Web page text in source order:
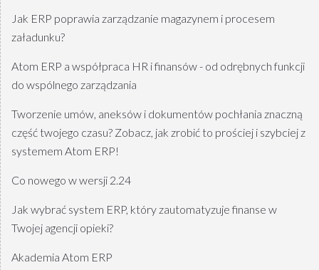
Jak ERP poprawia zarządzanie magazynem i procesem
załadunku?
Atom ERP a współpraca HR i finansów - od odrębnych funkcji
do wspólnego zarządzania
Tworzenie umów, aneksów i dokumentów pochłania znaczną
część twojego czasu? Zobacz, jak zrobić to prościej i szybciej z
systemem Atom ERP!
Co nowego w wersji 2.24
Jak wybrać system ERP, który zautomatyzuje finanse w
Twojej agencji opieki?
Akademia Atom ERP